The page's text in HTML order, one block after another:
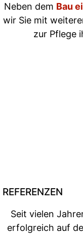
Neben dem Bau
wir Sie mit
zur Pflege
REFERENZEN
Seit vielen
erfolgreich auf